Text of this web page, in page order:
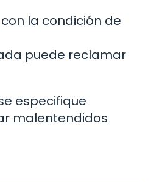
la condición de
puede reclamar
especifique
malentendidos